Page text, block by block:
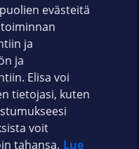
evästeitä
ja
ja
Elisa voi
tietojasi, kuten
voit
tahansa. Lue